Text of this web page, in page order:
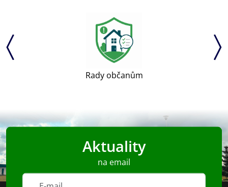
Rady občanům
Aktuality
na email